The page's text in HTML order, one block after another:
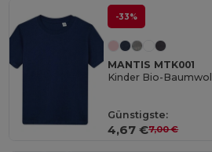
-33%
MANTIS MTK001
Günstigste:
4,67 €7,00 €